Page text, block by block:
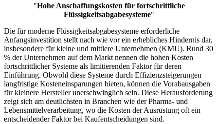
"Hohe Anschaffungskosten für fortschrittliche
Flüssigkeitsabgabesysteme"
Die für moderne Flüssigkeitsabgabesysteme erforderliche
Anfangsinvestition stellt nach wie vor ein erhebliches Hindernis dar,
insbesondere für kleine und mittlere Unternehmen (KMU). Rund 30
% der Unternehmen auf dem Markt nennen die hohen Kosten
fortschrittlicher Systeme als limitierenden Faktor für deren
Einführung. Obwohl diese Systeme durch Effizienzsteigerungen
langfristige Kosteneinsparungen bieten, können die Vorabausgaben
für kleinere Hersteller unerschwinglich sein. Diese Herausforderung
zeigt sich am deutlichsten in Branchen wie der Pharma- und
Lebensmittelverarbeitung, wo die Kosten der Ausrüstung oft ein
entscheidender Faktor bei Kaufentscheidungen sind.